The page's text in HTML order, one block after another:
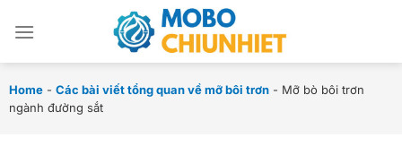
đến
Home - Các bài viết tổng quan về mỡ bôi trơn - Mỡ bò bôi trơn
ngành đường sắt